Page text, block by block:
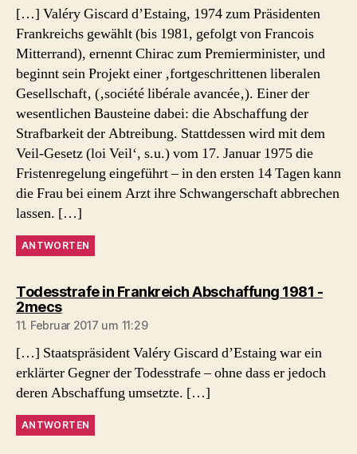
[…] Valéry Giscard d’Estaing, 1974 zum Präsidenten
Frankreichs gewählt (bis 1981, gefolgt von Francois
Mitterrand), ernennt Chirac zum Premierminister, und
beginnt sein Projekt einer ‚fortgeschrittenen liberalen
Gesellschaft‚ (‚société libérale avancée‚). Einer der
wesentlichen Bausteine dabei: die Abschaffung der
Strafbarkeit der Abtreibung. Stattdessen wird mit dem
Veil-Gesetz (loi Veil‘, s.u.) vom 17. Januar 1975 die
Fristenregelung eingeführt – in den ersten 14 Tagen kann
die Frau bei einem Arzt ihre Schwangerschaft abbrechen
lassen. […]
ANTWORTEN
Todesstrafe in Frankreich Abschaffung 1981 -
2mecssagt:
11. Februar 2017 um 11:29
[…] Staatspräsident Valéry Giscard d’Estaing war ein
erklärter Gegner der Todesstrafe – ohne dass er jedoch
deren Abschaffung umsetzte. […]
ANTWORTEN